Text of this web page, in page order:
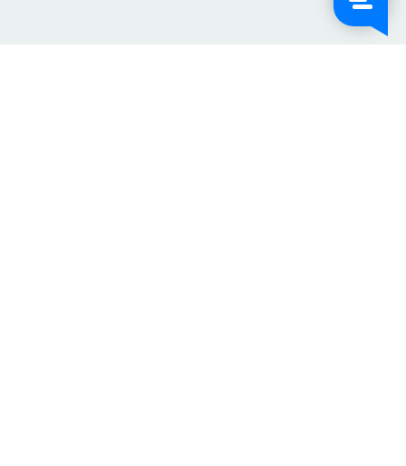
Utforska Sverige Med Tåg: Din Guide Till Natursköna